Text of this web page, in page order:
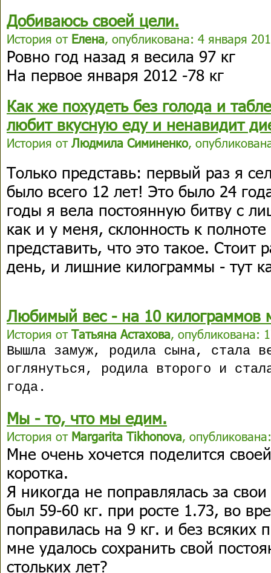
Добиваюсь своей цели.
История от Елена, опубликована: 4 января
Ровно год назад я весила 97 кг
На первое января 2012 -78 кг
Как же похудеть без голода и
любит вкусную еду и ненавидит
История отЛюдмила Симиненко,
Только представь: первый раз я
было всего 12 лет! Это было 24
годы я вела постоянную битву с
как и у меня, склонность к
представить, что это такое. Стоит
день, и лишние килограммы - тут
Любимый вес - на 10 килограммов
История отТатьяна Астахова, опубликована:
Вышла замуж, родила сына, стала
оглянуться, родила второго и
года.
Мы - то, что мы едим.
История от Margarita Tikhonova,
Мне очень хочется поделится
коротка.
Я никогда не поправлялась за
был 59-60 кг. при росте 1.73, во
поправилась на 9 кг. и без всяких
мне удалось сохранить свой
стольких лет?